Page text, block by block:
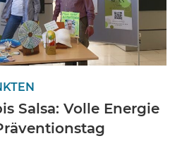
Salsa: Volle Energie